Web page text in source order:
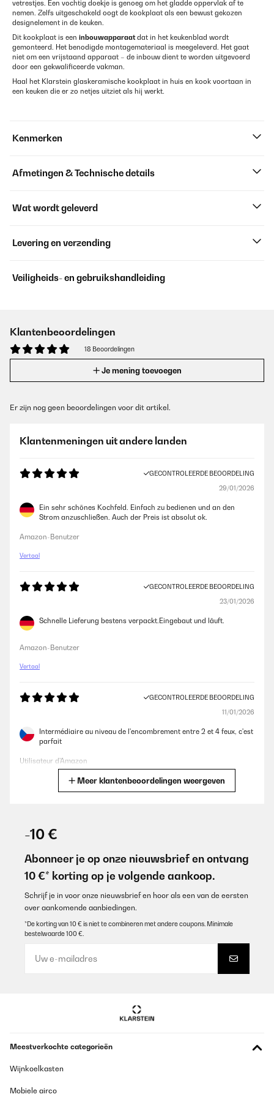
vetrestjes. Een vochtig doekje is genoeg om het gladde oppervlak af te
nemen. Zelfs uitgeschakeld oogt de kookplaat als een bewust gekozen
designelement in de keuken.
Dit kookplaat is een inbouwapparaatdat in het keukenblad wordt
gemonteerd. Het benodigde montagemateriaal is meegeleverd. Het gaat
niet om een vrijstaand apparaat – de inbouw dient te worden uitgevoerd
door een gekwalificeerde vakman.
Haal het Klarstein glaskeramische kookplaat in huis en kook voortaan in
een keuken die er zo netjes uitziet als hij werkt.
Kenmerken
Afmetingen & Technische details
Wat wordt geleverd
Levering en verzending
Veiligheids- en gebruikshandleiding
Klantenbeoordelingen
18 Beoordelingen
Je mening toevoegen
Er zijn nog geen beoordelingen voor dit artikel.
Klantenmeningen uit andere landen
GECONTROLEERDE BEOORDELING
29/01/2026
Ein sehr schönes Kochfeld. Einfach zu bedienen und an den
Strom anzuschließen. Auch der Preis ist absolut ok.
Amazon-Benutzer
Vertaal
GECONTROLEERDE BEOORDELING
23/01/2026
Schnelle Lieferung bestens verpackt.Eingebaut und läuft.
Amazon-Benutzer
Vertaal
GECONTROLEERDE BEOORDELING
11/01/2026
Intermédiaire au niveau de l'encombrement entre 2 et 4 feux, c'est
parfait
Utilisateur d'Amazon
Usuario/a de amazon
GECONTROLEERDE BEOORDELING
Gut
25/09/2025
Lovely item. As good as any hob. Very pleased and hope it lasts
Amazon user
Meer klantenbeoordelingen weergeven
-10 €
Abonneer je op onze nieuwsbrief en ontvang
10 €* korting op je volgende aankoop.
Schrijf je in voor onze nieuwsbrief en hoor als een van de eersten
over aankomende aanbiedingen.
*De korting van 10 € is niet te combineren met andere coupons. Minimale
bestelwaarde 100 €.
Meestverkochte categorieën
Wijnkoelkasten
Mobiele airco